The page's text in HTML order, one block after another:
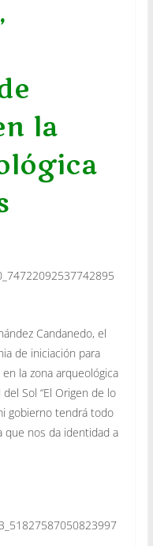
la
Candanedo, el
de iniciación para
la zona arqueológica
Sol “El Origen de lo
gobierno tendrá todo
que nos da identidad a